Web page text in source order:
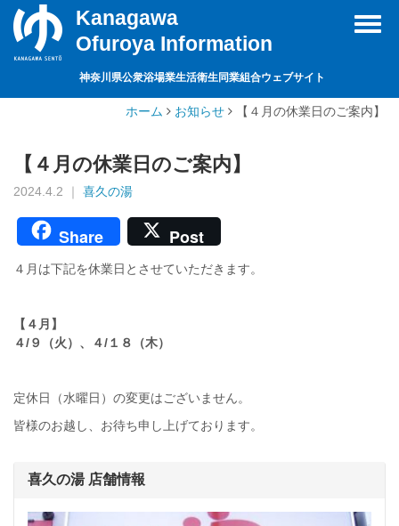
Kanagawa
Ofuroya Information
神奈川県公衆浴場業生活衛生同業組合ウェブサイト
ホーム お知らせ 【４月の休業日のご案内】
【４月の休業日のご案内】
2024.4.2 ｜ 喜久の湯
Share Post
４月は下記を休業日とさせていただきます。
【４月】
４/９（火）、４/１８（木）
定休日（水曜日）の変更はございません。
皆様のお越し、お待ち申し上げております。
喜久の湯 店舗情報